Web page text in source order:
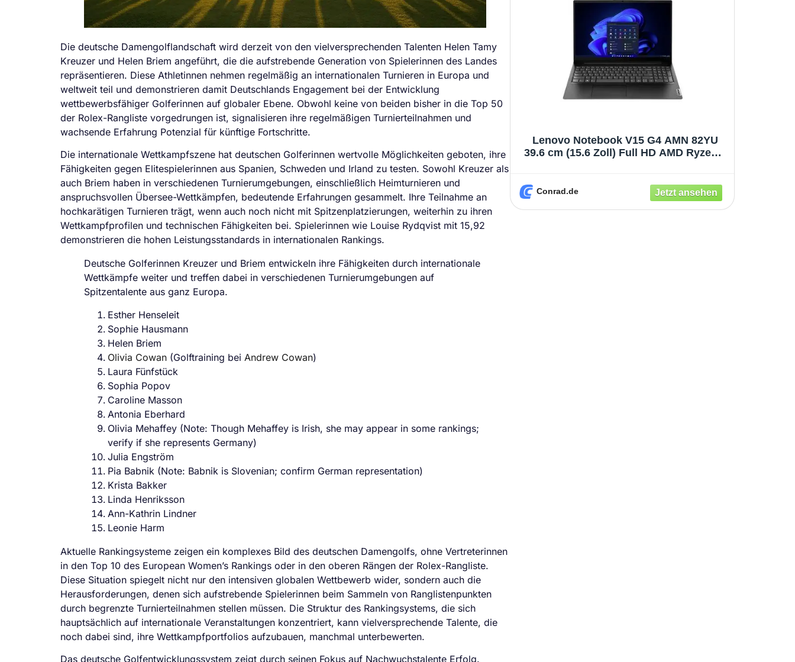
Die deutsche Damengolflandschaft wird derzeit von den vielversprechenden Talenten Helen Tamy
Kreuzer und Helen Briem angeführt, die die aufstrebende Generation von Spielerinnen des Landes
repräsentieren. Diese Athletinnen nehmen regelmäßig an internationalen Turnieren in Europa und
weltweit teil und demonstrieren damit Deutschlands Engagement bei der Entwicklung
wettbewerbsfähiger Golferinnen auf globaler Ebene. Obwohl keine von beiden bisher in die Top 50
der Rolex-Rangliste vorgedrungen ist, signalisieren ihre regelmäßigen Turnierteilnahmen und
wachsende Erfahrung Potenzial für künftige Fortschritte.
Die internationale Wettkampfszene hat deutschen Golferinnen wertvolle Möglichkeiten geboten, ihre
Fähigkeiten gegen Elitespielerinnen aus Spanien, Schweden und Irland zu testen. Sowohl Kreuzer als
auch Briem haben in verschiedenen Turnierumgebungen, einschließlich Heimturnieren und
anspruchsvollen Übersee-Wettkämpfen, bedeutende Erfahrungen gesammelt. Ihre Teilnahme an
hochkarätigen Turnieren trägt, wenn auch noch nicht mit Spitzenplatzierungen, weiterhin zu ihren
Wettkampfprofilen und technischen Fähigkeiten bei. Spielerinnen wie Louise Rydqvist mit 15,92
demonstrieren die hohen Leistungsstandards in internationalen Rankings.
Deutsche Golferinnen Kreuzer und Briem entwickeln ihre Fähigkeiten durch internationale
Wettkämpfe weiter und treffen dabei in verschiedenen Turnierumgebungen auf
Spitzentalente aus ganz Europa.
Esther Henseleit
Sophie Hausmann
Helen Briem
Olivia Cowan (Golftraining bei Andrew Cowan)
Laura Fünfstück
Sophia Popov
Caroline Masson
Antonia Eberhard
Olivia Mehaffey (Note: Though Mehaffey is Irish, she may appear in some rankings;
verify if she represents Germany)
Julia Engström
Pia Babnik (Note: Babnik is Slovenian; confirm German representation)
Krista Bakker
Linda Henriksson
Ann-Kathrin Lindner
Leonie Harm
Aktuelle Rankingsysteme zeigen ein komplexes Bild des deutschen Damengolfs, ohne Vertreterinnen
in den Top 10 des European Women’s Rankings oder in den oberen Rängen der Rolex-Rangliste.
Diese Situation spiegelt nicht nur den intensiven globalen Wettbewerb wider, sondern auch die
Herausforderungen, denen sich aufstrebende Spielerinnen beim Sammeln von Ranglistenpunkten
durch begrenzte Turnierteilnahmen stellen müssen. Die Struktur des Rankingsystems, die sich
hauptsächlich auf internationale Veranstaltungen konzentriert, kann vielversprechende Talente, die
noch dabei sind, ihre Wettkampfportfolios aufzubauen, manchmal unterbewerten.
Das deutsche Golfentwicklungssystem zeigt durch seinen Fokus auf Nachwuchstalente Erfolg.
Lenovo Notebook V15 G4 AMN 82YU
39.6 cm (15.6 Zoll) Full HD AMD Ryzen 5
Conrad.de